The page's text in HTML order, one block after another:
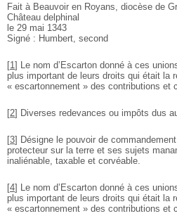
Fait à Beauvoir en Royans, diocèse de
Château delphinal
le 29 mai 1343
Signé : Humbert, second
[1] Le nom d’Escarton donné à ces
plus important de leurs droits qui était la
« escartonnement » des contributions et
[2] Diverses redevances ou impôts dus
[3] Désigne le pouvoir de
protecteur sur la terre et ses sujets
inaliénable, taxable et corvéable.
[4] Le nom d’Escarton donné à ces
plus important de leurs droits qui était la
« escartonnement » des contributions et